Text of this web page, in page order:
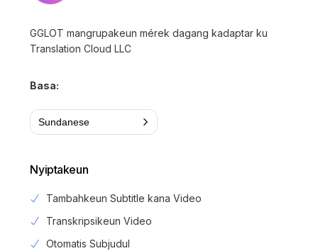
GGLOT mangrupakeun mérek dagang kadaptar ku
Translation Cloud LLC
Basa:
Sundanese
Nyiptakeun
Tambahkeun Subtitle kana Video
Transkripsikeun Video
Otomatis Subjudul